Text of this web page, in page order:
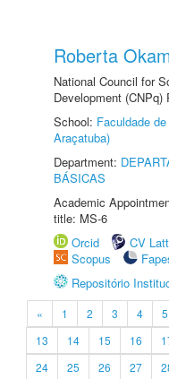
Roberta
National Council for
Development
School: Faculdade
Araçatuba)
Department:
BÁSICAS
Academic
title: MS-6
Orcid
CV
Scopus
Repositório
« 1 2 3 4 5
13
14 15 16
24
25 26 27